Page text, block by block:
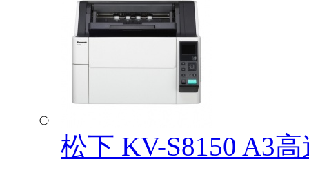
松下 KV-S8150 A3